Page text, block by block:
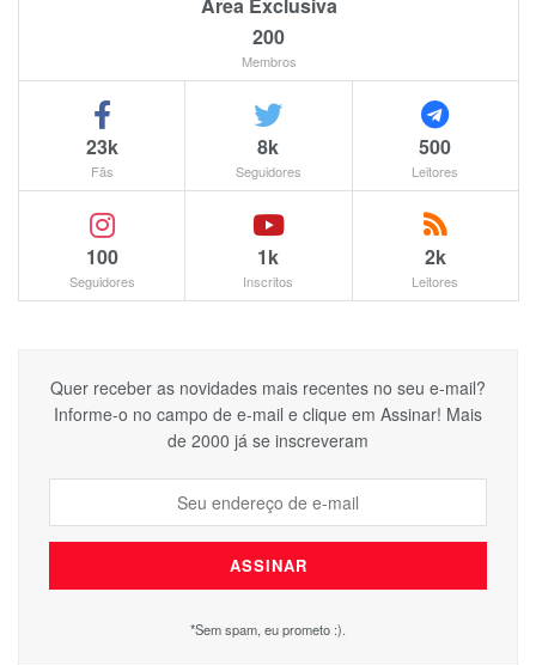
200
Membros
23k
Fãs
8k
Seguidores
500
Leitores
100
Seguidores
1k
Inscritos
2k
Leitores
Quer receber as novidades mais recentes no seu e-mail?
Informe-o no campo de e-mail e clique em Assinar! Mais
de 2000 já se inscreveram
*Sem spam, eu prometo :).